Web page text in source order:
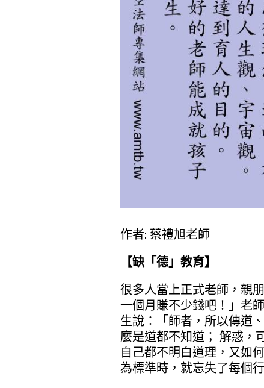
作者: 蔡禮旭老師
【缺「德」教育】
很多人當上正式老師，親
一個月賺不少錢吧！」老
生說：「師者，所以傳道
麼是道都不知道； 解惑，
自己都不明白道理，又如
為標準時，就忘失了每個